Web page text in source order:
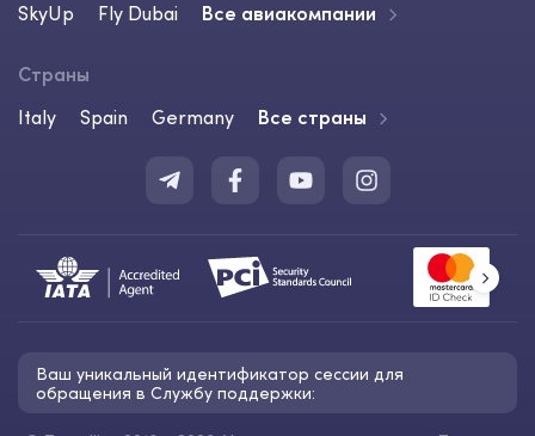
SkyUp
Fly Dubai Все авиакомпании
Страны
Italy
Spain Germany Все страны
Ваш уникальный идентификатор сессии для
обращения в Службу поддержки: